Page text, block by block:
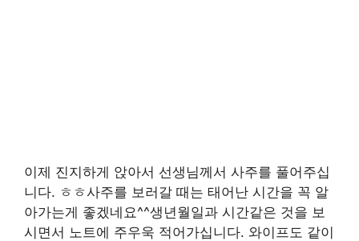
이제 진지하게 앉아서 선생님께서 사주를 풀어주십
니다. ㅎㅎ사주를 보러갈 때는 태어난 시간을 꼭 알
아가는게 좋겠네요^^생년월일과 시간같은 것을 보
시면서 노트에 주우욱 적어가십니다. 와이프도 같이